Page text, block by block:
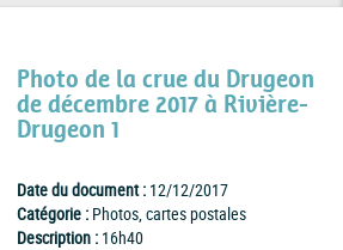
Photo de la crue du Drugeon
de décembre 2017 à Rivière-
Drugeon 1
Date du document : 12/12/2017
Catégorie : Photos, cartes postales
Description : 16h40